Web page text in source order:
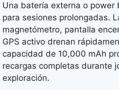
Una batería externa o power
para sesiones prolongadas.
magnetómetro, pantalla
GPS activo drenan
capacidad de 10,000 mAh
recargas completas durante
exploración.